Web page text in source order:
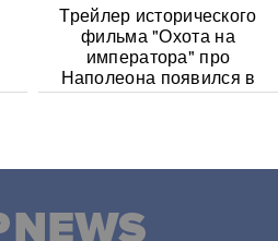
Трейлер исторического
фильма "Охота на
императора" про
Наполеона появился в
Сети